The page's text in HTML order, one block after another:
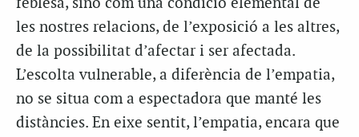
les nostres relacions, de l’exposició a les altres,
de la possibilitat d’afectar i ser afectada.
L’escolta vulnerable, a diferència de l’empatia,
no se situa com a espectadora que manté les
distàncies. En eixe sentit, l’empatia, encara que